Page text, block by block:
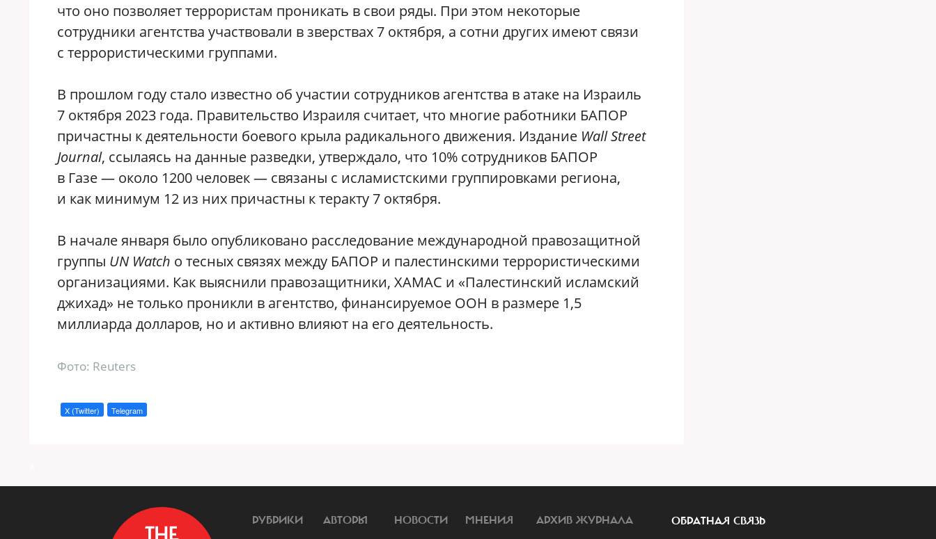
что оно позволяет террористам проникать в свои ряды. При этом некоторые
сотрудники агентства участвовали в зверствах 7 октября, а сотни других имеют связи
с террористическими группами.
​В прошлом году стало известно об участии сотрудников агентства в атаке на Израиль
7 октября 2023 года. Правительство Израиля считает, что многие работники БАПОР
причастны к деятельности боевого крыла радикального движения. Издание Wall Street
Journal, ссылаясь на данные разведки, утверждало, что 10% сотрудников БАПОР
в Газе — около 1200 человек — связаны с исламистскими группировками региона,
и как минимум 12 из них причастны к теракту 7 октября.
​В начале января было опубликовано расследование международной правозащитной
группы UN Watch о тесных связях между БАПОР и палестинскими террористическими
организациями. Как выяснили правозащитники, ХАМАС и «Палестинский исламский
джихад» не только проникли в агентство, финансируемое ООН в размере 1,5
миллиарда долларов, но и активно влияют на его деятельность.
Фото: Reuters
X (Twitter) Telegram
РУБРИКИ АВТОРЫ НОВОСТИ МНЕНИЯ АРХИВ ЖУРНАЛА ОБРАТНАЯ СВЯЗЬ